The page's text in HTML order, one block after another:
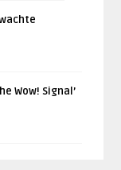
Wow! Signal’